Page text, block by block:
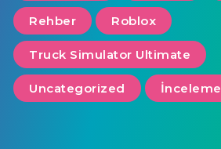
Rehber Roblox
Truck Simulator Ultimate
Uncategorized İnceleme